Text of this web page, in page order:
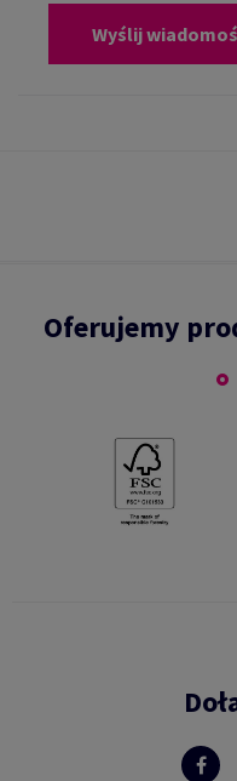
Wyślij
Oferujemy